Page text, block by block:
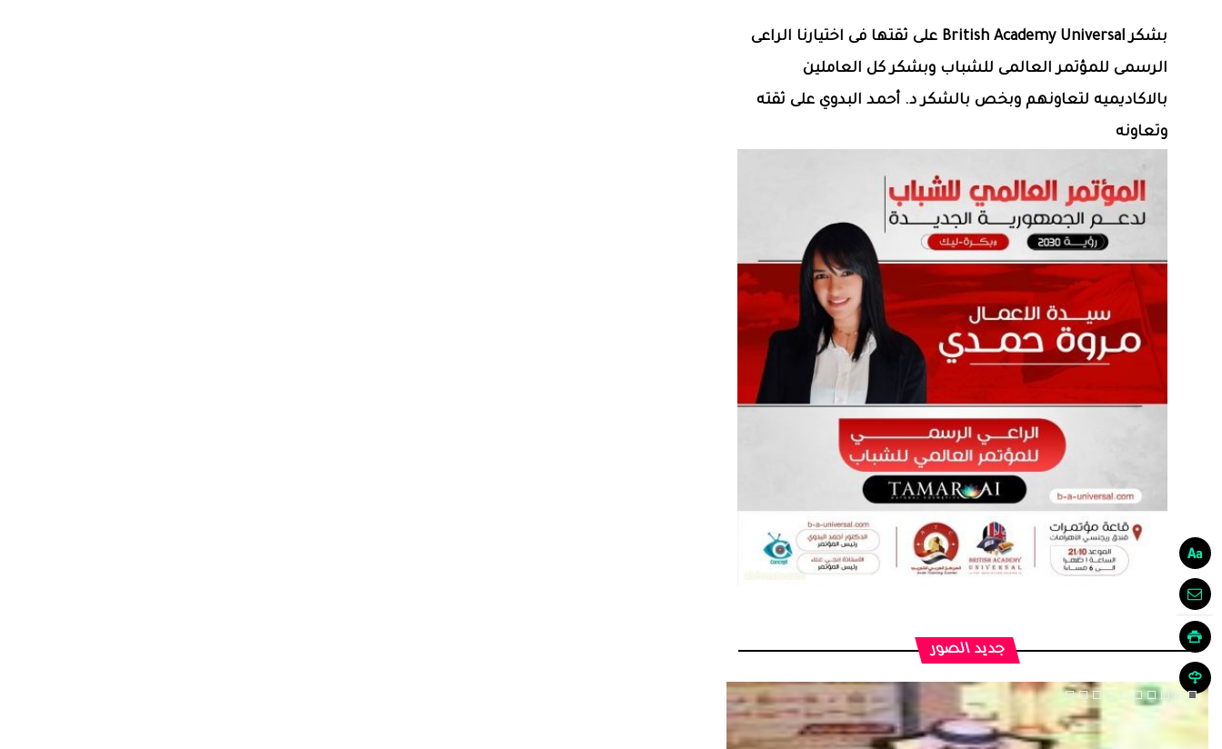
بشكر British Academy Universal على ثقتها فى اختيارنا الراعى
الرسمى للمؤتمر العالمى للشباب وبشكر كل العاملين
بالاكاديميه لتعاونهم وبخص بالشكر د. أحمد البدوي على ثقته
وتعاونه
جديد الصور